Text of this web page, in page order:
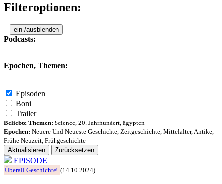
Filteroptionen:
ein-/ausblenden
Podcasts:
Epochen, Themen:
Episoden
Boni
Trailer
Beliebte Themen: Science 20. Jahrhundert ägypten
Epochen: Neuere Und Neueste Geschichte Zeitgeschichte Mittelalter, Antike
Frühe Neuzeit Frühgeschichte
Aktualisieren
Zurücksetzen
EPISODE
Überall Geschichte! (14.10.2024)